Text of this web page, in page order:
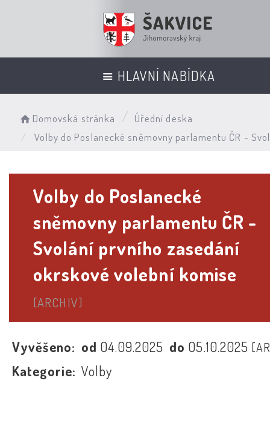
HLAVNÍ NABÍDKA
Domovská stránka
Úřední deska
Volby do Poslanecké sněmovny parlamentu ČR -
Volby do Poslanecké
sněmovny parlamentu ČR -
Svolání prvního zasedání
okrskové volební komise
[ARCHIV]
Vyvěšeno: od 04.09.2025 do 05.10.2025
Kategorie: Volby